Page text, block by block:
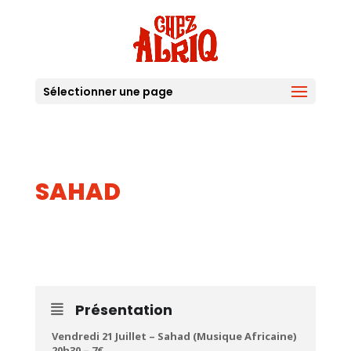
Sélectionner une page
SAHAD
Présentation
Vendredi 21 Juillet – Sahad (Musique Africaine)